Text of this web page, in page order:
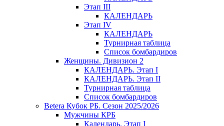
Этап III
КАЛЕНДАРЬ
Этап IV
КАЛЕНДАРЬ
Турнирная таблица
Список бомбардиров
Женщины. Дивизион 2
КАЛЕНДАРЬ. Этап I
КАЛЕНДАРЬ. Этап II
Турнирная таблица
Список бомбардиров
Betera Кубок РБ. Сезон 2025/2026
Мужчины КРБ
Календарь. Этап I